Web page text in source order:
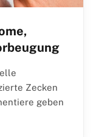
Zecken
geben